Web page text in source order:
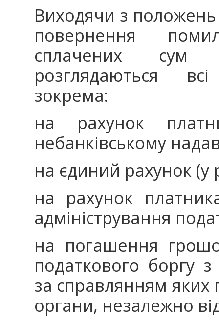
Виходячи з
повернення
сплачених сум
розглядаються
зокрема:
на рахунок
небанківському
на єдиний рахунок (у
на рахунок
адміністрування
на погашення
податкового боргу
за справлянням
органи, незалежно